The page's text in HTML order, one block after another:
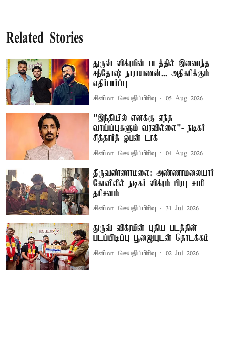
Related Stories
துருவ் விக்ரமின் படத்தில் இணைந்த
சந்தோஷ் நாராயணன்... அதிகரிக்கும்
எதிர்பார்ப்பு
சினிமா செய்திப்பிரிவு 05 Aug 2026
"இந்தியில் எனக்கு எந்த
வாய்ப்புகளும் வரவில்லை"- நடிகர்
சித்தார்த் ஓபன் டாக்
சினிமா செய்திப்பிரிவு 04 Aug 2026
திருவண்ணாமலை: அண்ணாமலையார்
கோவிலில் நடிகர் விக்ரம் பிரபு சாமி
தரிசனம்
சினிமா செய்திப்பிரிவு 31 Jul 2026
துருவ் விக்ரமின் புதிய படத்தின்
படப்பிடிப்பு பூஜையுடன் தொடக்கம்
சினிமா செய்திப்பிரிவு 02 Jul 2026